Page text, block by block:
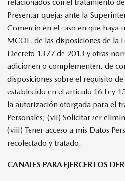
relacionados con el tratamiento
Presentar quejas ante la
Comercio en el caso en que haya
MCOL, de las disposiciones de la
Decreto 1377 de 2013 y otras
adicionen o complementen, de
disposiciones sobre el requisito
establecido en el artículo 16 Ley
la autorización otorgada para el
Personales; (vii) Solicitar ser
(viii) Tener acceso a mis Datos
recolectado y tratado.
CANALES PARA EJERCER LOS